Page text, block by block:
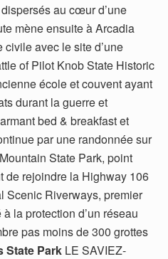
au cœur d’une
mène ensuite à Arcadia
avec le site d’une
of Pilot Knob State Historic
école et couvent ayant
durant la guerre et
bed & breakfast et
par une randonnée sur
State Park, point
de rejoindre la Highway 106
Riverways, premier
la protection d’un réseau
pas moins de 300 grottes
State Park LE SAVIEZ-